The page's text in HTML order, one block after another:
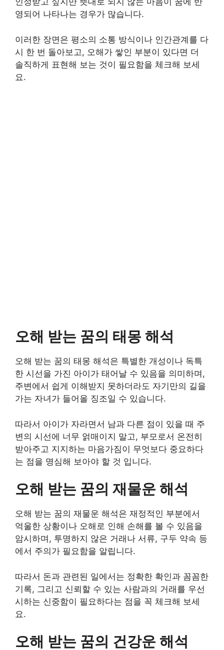
영되어 나타나는 경우가 많습니다.
이러한 장면은 평소의 소통 방식이나 인간관계를 다
시 한 번 돌아보고, 오해가 쌓인 부분이 있다면 더
솔직하게 표현해 보는 것이 필요함을 체크해 보세
요.
오해 받는 꿈의 태몽 해석
오해 받는 꿈의 태몽 해석은 특별한 개성이나 독특
한 시선을 가진 아이가 태어날 수 있음을 의미하며,
주변에서 쉽게 이해받지 못하더라도 자기만의 길을
가는 자녀가 들어올 징조일 수 있습니다.
따라서 아이가 자라면서 남과 다른 점이 있을 때 주
변의 시선에 너무 얽매이지 말고, 부모로서 온전히
받아주고 지지하는 마음가짐이 무엇보다 중요하다
는 점을 명심해 보아야 할 것 입니다.
오해 받는 꿈의 재물운 해석
오해 받는 꿈의 재물운 해석은 재정적인 부분에서
억울한 상황이나 오해로 인해 손해를 볼 수 있음을
암시하며, 투명하지 않은 거래나 서류, 구두 약속 등
에서 주의가 필요함을 알립니다.
따라서 돈과 관련된 일에서는 정확한 확인과 꼼꼼한
기록, 그리고 신뢰할 수 있는 사람과의 거래를 우선
시하는 신중함이 필요하다는 점을 꼭 체크해 보세
요.
오해 받는 꿈의 건강운 해석